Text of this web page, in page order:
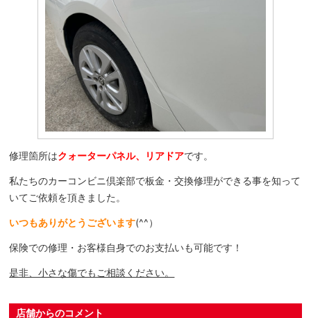
修理箇所はクォーターパネル、リアドアです。
私たちのカーコンビニ倶楽部で板金・交換修理ができる事を知って
いてご依頼を頂きました。
いつもありがとうございます(^^）
保険での修理・お客様自身でのお支払いも可能です！
是非、小さな傷でもご相談ください。
店舗からのコメント